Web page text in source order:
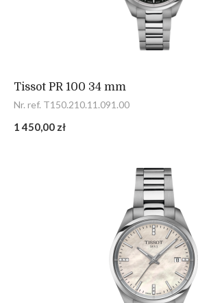
Tissot PR 100 34 mm
Nr. ref. T150.210.11.091.00
1 450,00 zł